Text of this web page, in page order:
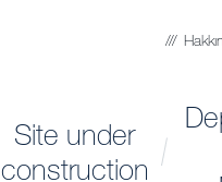
Site under
construction